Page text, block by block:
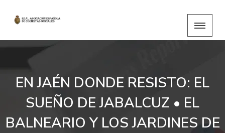
EN JAÉN DONDE RESISTO: EL
SUEÑO DE JABALCUZ • EL
BALNEARIO Y LOS JARDINES DE